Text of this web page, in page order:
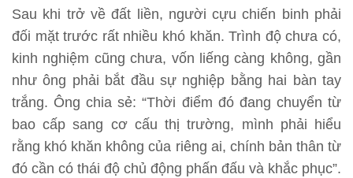
Sau khi trở về đất liền, người cựu chiến binh phải
đối mặt trước rất nhiều khó khăn. Trình độ chưa có,
kinh nghiệm cũng chưa, vốn liếng càng không, gần
như ông phải bắt đầu sự nghiệp bằng hai bàn tay
trắng. Ông chia sẻ: “Thời điểm đó đang chuyển từ
bao cấp sang cơ cấu thị trường, mình phải hiểu
rằng khó khăn không của riêng ai, chính bản thân từ
đó cần có thái độ chủ động phấn đấu và khắc phục”.